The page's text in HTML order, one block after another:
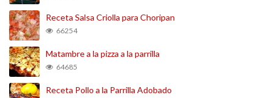
Receta Salsa Criolla para Choripan
66254
Matambre a la pizza a la parrilla
64685
Receta Pollo a la Parrilla Adobado